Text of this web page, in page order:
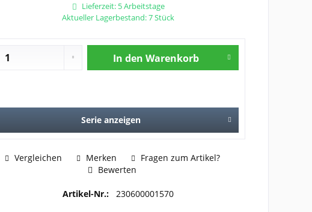
Lieferzeit: 5 Arbeitstage
Aktueller Lagerbestand: 7 Stück
In den Warenkorb
Serie anzeigen
Vergleichen Merken
Fragen zum Artikel?
Bewerten
Artikel-Nr.: 230600001570